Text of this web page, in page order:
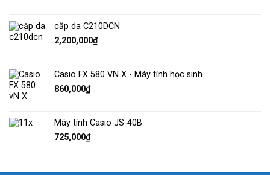
cặp da C210DCN
2,200,000₫
Casio FX 580 VN X - Máy tính học sinh
860,000₫
Máy tính Casio JS-40B
725,000₫